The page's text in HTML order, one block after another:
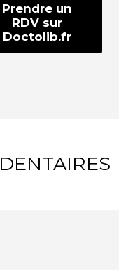
Prendre un
RDV sur
Doctolib.fr